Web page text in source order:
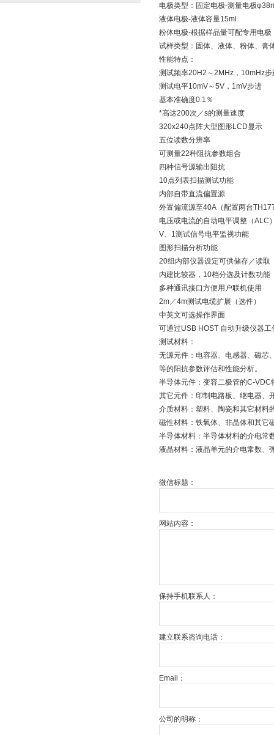
电极类型：固定电极-测量电极
液体电极-液体容量15ml
粉体电极-根据样品量可配专用电极
试样类型：固体、液体、粉体、膏
性能特点：
测试频率20H2～2MHz，10mHz步
测试电平10mV～5V，1mV步进
基本准确度0.1％
*高达200次／s的测量速度
320x240点阵大型图形LCD显示
五位读数分辨率
可测量22种阻抗参数组合
四种信号源输出阻抗
10点列表扫描测试功能
内部自带直流偏置源
外置偏流源至40A（配置两台
电压或电流的自动电平调整（ALC
V、1测试信号电平监视功能
图形扫描分析功能
20组内部仪器设定可供储存／读取
内建比较器，10档分选及计数功能
多种通讯接口方便用户联机使用
2m／4m测试电缆扩展（选件）
中英文可选操作界面
可通过USB HOST 自动升级仪器工
测试材料：
无源元件：电容器、电感器、磁芯
等的阳抗参数评估和性能分析。
半导体元件：变容二极管的C-
其它元件：印制电路板、继电器、
介质材料：塑料、陶瓷和其它材料
磁性材料：铁氧体、非晶体和其它
半导体材料：半导体材料的介电常
液晶材料：液晶单元的介电常数、
微信标题：
网站内容：
保持手机联系人：
建立联系咨询电话：
Email：
公司的明称：